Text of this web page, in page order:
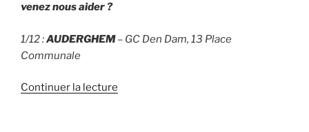
venez nous aider ?
1/12 :AUDERGHEM– GC Den Dam, 13 Place
Communale
Continuer la lecture